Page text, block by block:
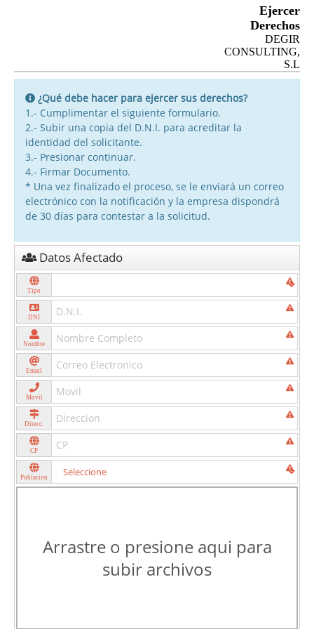
Ejercer
Derechos
DEGIR
CONSULTING,
S.L
¿Qué debe hacer para ejercer sus derechos?
1.- Cumplimentar el siguiente formulario.
2.- Subir una copia del D.N.I. para acreditar la
identidad del solicitante.
3.- Presionar continuar.
4.- Firmar Documento.
* Una vez finalizado el proceso, se le enviará un correo
electrónico con la notificación y la empresa dispondrá
de 30 días para contestar a la solicitud.
Datos Afectado
Tipo
DNI
Nombre
Email
Movil
Direcc.
CP
Poblacion
Arrastre o presione aqui para
subir archivos